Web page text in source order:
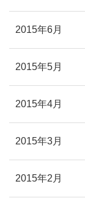
2015年6月
2015年5月
2015年4月
2015年3月
2015年2月